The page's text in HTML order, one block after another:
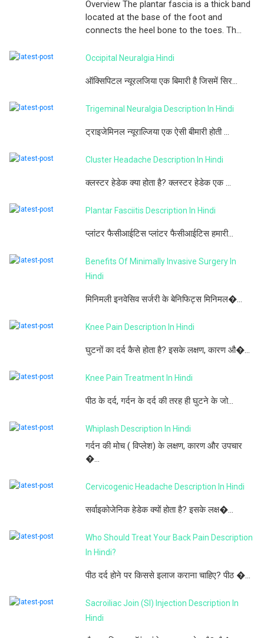
Overview The plantar fascia is a thick band
located at the base of the foot and
connects the heel bone to the toes. Th...
Occipital Neuralgia Hindi
ऑक्सिपिटल न्यूरलजिया एक बिमारी है जिसमें सिर...
Trigeminal Neuralgia Description In Hindi
ट्राइजेमिनल न्यूराल्जिया एक ऐसी बीमारी होती ...
Cluster Headache Description In Hindi
क्लस्टर हेडेक क्या होता है? क्लस्टर हेडेक एक ...
Plantar Fasciitis Description In Hindi
प्लांटर फैसीआईटिस प्लांटर फैसीआईटिस हमारी...
Benefits Of Minimally Invasive Surgery In
Hindi
मिनिमली इनवेसिव सर्जरी के बेनिफिट्स मिनिमल�...
Knee Pain Description In Hindi
घुटनों का दर्द कैसे होता है? इसके लक्षण, कारण औ�...
Knee Pain Treatment In Hindi
पीठ के दर्द, गर्दन के दर्द की तरह ही घुटने के जो...
Whiplash Description In Hindi
गर्दन की मोच ( विप्लेश) के लक्षण, कारण और उपचार
�...
Cervicogenic Headache Description In Hindi
सर्वाइकोजेनिक हेडेक क्यों होता है? इसके लक्ष�...
Who Should Treat Your Back Pain Description
In Hindi?
पीठ दर्द होने पर किससे इलाज कराना चाहिए? पीठ �...
Sacroiliac Join (SI) Injection Description In
Hindi